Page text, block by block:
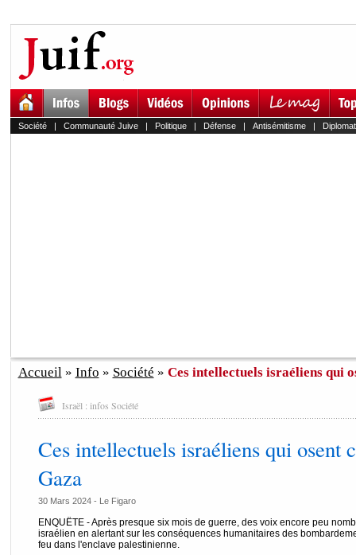
Société| Communauté Juive| Politique| Défense| Antisémitisme|
Accueil» Info » Société » Ces intellectuels israéliens qui
Israël : infos Société
Ces intellectuels israéliens qui osent
Gaza
30 Mars 2024 - Le Figaro
ENQUÊTE - Après presque six mois de guerre, des voix encore peu
israélien en alertant sur les conséquences humanitaires des
feu dans l'enclave palestinienne.